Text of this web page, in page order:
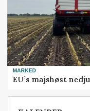
MARKED
EU’s majshøst